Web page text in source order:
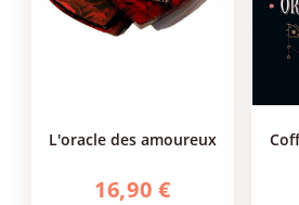
l'oracle des amoureux
16,90 €
coffret le grand oracle